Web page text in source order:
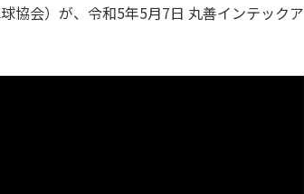
協会）が、令和5年5月7日 丸善インテックア